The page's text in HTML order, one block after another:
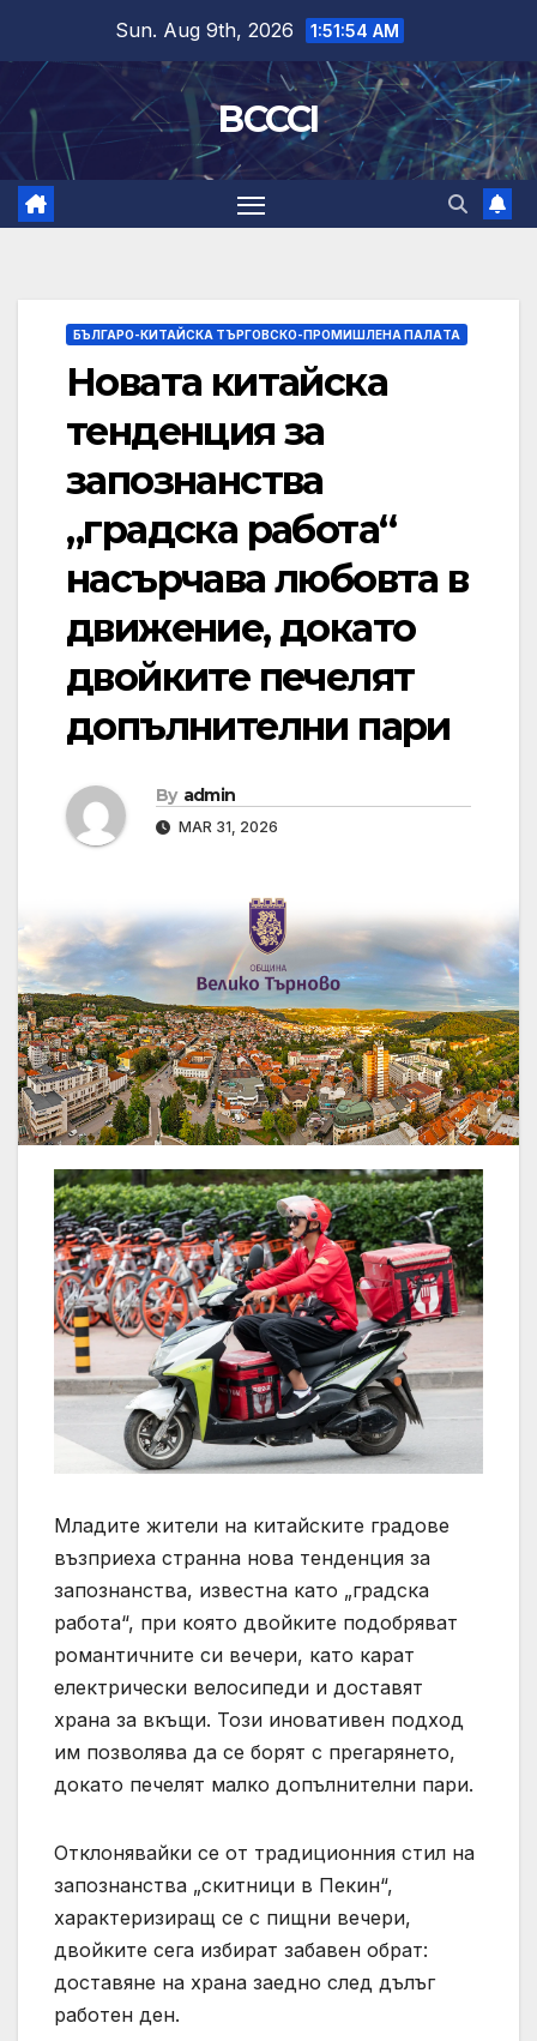
content
Sun. Aug 9th, 2026 1:51:55 AM
BCCCI
БЪЛГАРО-КИТАЙСКА ТЪРГОВСКО-ПРОМИШЛЕНА ПАЛAТА
Новата китайска
тенденция за
запознанства
„градска работа“
насърчава любовта в
движение, докато
двойките печелят
допълнителни пари
By admin
MAR 31, 2026
Младите жители на китайските градове
възприеха странна нова тенденция за
запознанства, известна като „градска
работа“, при която двойките подобряват
романтичните си вечери, като карат
електрически велосипеди и доставят
храна за вкъщи. Този иновативен подход
им позволява да се борят с прегарянето,
докато печелят малко допълнителни пари.
Отклонявайки се от традиционния стил на
запознанства „скитници в Пекин“,
характеризиращ се с пищни вечери,
двойките сега избират забавен обрат:
доставяне на храна заедно след дълъг
работен ден.